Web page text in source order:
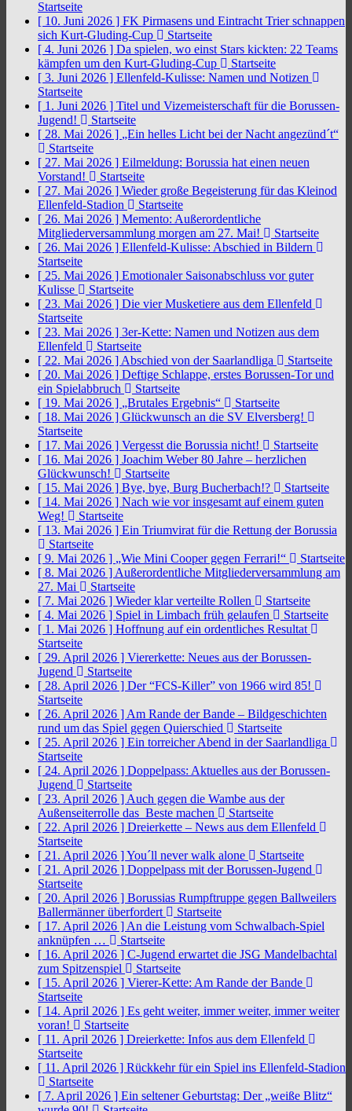
Startseite
[ 10. Juni 2026 ] FK Pirmasens und Eintracht Trier schnappen
sich Kurt-Gluding-Cup
Startseite
[ 4. Juni 2026 ] Da spielen, wo einst Stars kickten: 22 Teams
kämpfen um den Kurt-Gluding-Cup
Startseite
[ 3. Juni 2026 ] Ellenfeld-Kulisse: Namen und Notizen
Startseite
[ 1. Juni 2026 ] Titel und Vizemeisterschaft für die Borussen-
Jugend!
Startseite
[ 28. Mai 2026 ] „Ein helles Licht bei der Nacht angezünd´t“
Startseite
[ 27. Mai 2026 ] Eilmeldung: Borussia hat einen neuen
Vorstand!
Startseite
[ 27. Mai 2026 ] Wieder große Begeisterung für das Kleinod
Ellenfeld-Stadion
Startseite
[ 26. Mai 2026 ] Memento: Außerordentliche
Mitgliederversammlung morgen am 27. Mai!
Startseite
[ 26. Mai 2026 ] Ellenfeld-Kulisse: Abschied in Bildern
Startseite
[ 25. Mai 2026 ] Emotionaler Saisonabschluss vor guter
Kulisse
Startseite
[ 23. Mai 2026 ] Die vier Musketiere aus dem Ellenfeld
Startseite
[ 23. Mai 2026 ] 3er-Kette: Namen und Notizen aus dem
Ellenfeld
Startseite
[ 22. Mai 2026 ] Abschied von der Saarlandliga
Startseite
[ 20. Mai 2026 ] Deftige Schlappe, erstes Borussen-Tor und
ein Spielabbruch
Startseite
[ 19. Mai 2026 ] „Brutales Ergebnis“
Startseite
[ 18. Mai 2026 ] Glückwunsch an die SV Elversberg!
Startseite
[ 17. Mai 2026 ] Vergesst die Borussia nicht!
Startseite
[ 16. Mai 2026 ] Joachim Weber 80 Jahre – herzlichen
Glückwunsch!
Startseite
[ 15. Mai 2026 ] Bye, bye, Burg Bucherbach!?
Startseite
[ 14. Mai 2026 ] Nach wie vor insgesamt auf einem guten
Weg!
Startseite
[ 13. Mai 2026 ] Ein Triumvirat für die Rettung der Borussia
Startseite
[ 9. Mai 2026 ] „Wie Mini Cooper gegen Ferrari!“
Startseite
[ 8. Mai 2026 ] Außerordentliche Mitgliederversammlung am
27. Mai
Startseite
[ 7. Mai 2026 ] Wieder klar verteilte Rollen
Startseite
[ 4. Mai 2026 ] Spiel in Limbach früh gelaufen
Startseite
[ 1. Mai 2026 ] Hoffnung auf ein ordentliches Resultat
Startseite
[ 29. April 2026 ] Viererkette: Neues aus der Borussen-
Jugend
Startseite
[ 28. April 2026 ] Der “FCS-Killer” von 1966 wird 85!
Startseite
[ 26. April 2026 ] Am Rande der Bande – Bildgeschichten
rund um das Spiel gegen Quierschied
Startseite
[ 25. April 2026 ] Ein torreicher Abend in der Saarlandliga
Startseite
[ 24. April 2026 ] Doppelpass: Aktuelles aus der Borussen-
Jugend
Startseite
[ 23. April 2026 ] Auch gegen die Wambe aus der
Außenseiterrolle das Beste machen
Startseite
[ 22. April 2026 ] Dreierkette – News aus dem Ellenfeld
Startseite
[ 21. April 2026 ]You´ll never walk alone
Startseite
[ 21. April 2026 ] Doppelpass mit der Borussen-Jugend
Startseite
[ 20. April 2026 ] Borussias Rumpftruppe gegen Ballweilers
Ballermänner überfordert
Startseite
[ 17. April 2026 ] An die Leistung vom Schwalbach-Spiel
anknüpfen …
Startseite
[ 16. April 2026 ] C-Jugend erwartet die JSG Mandelbachtal
zum Spitzenspiel
Startseite
[ 15. April 2026 ] Vierer-Kette: Am Rande der Bande
Startseite
[ 14. April 2026 ] Es geht weiter, immer weiter, immer weiter
voran!
Startseite
[ 11. April 2026 ] Dreierkette: Infos aus dem Ellenfeld
Startseite
[ 11. April 2026 ] Rückkehr für ein Spiel ins Ellenfeld-Stadion
Startseite
[ 7. April 2026 ] Ein seltener Geburtstag: Der „weiße Blitz“